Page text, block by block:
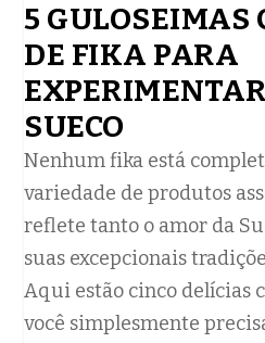
5 GULOSEIMAS
DE FIKA PARA
SUECO
Nenhum fika está
variedade de produtos
reflete tanto o amor da
suas excepcionais
Aqui estão cinco delícias
você simplesmente